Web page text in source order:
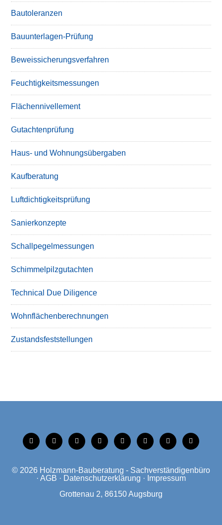
Bautoleranzen
Bauunterlagen-Prüfung
Beweissicherungsverfahren
Feuchtigkeitsmessungen
Flächennivellement
Gutachtenprüfung
Haus- und Wohnungsübergaben
Kaufberatung
Luftdichtigkeitsprüfung
Sanierkonzepte
Schallpegelmessungen
Schimmelpilzgutachten
Technical Due Diligence
Wohnflächenberechnungen
Zustandsfeststellungen
tiktok instagramfacebooklinkedinxing linkedinmobilemail
© 2026 Holzmann-Bauberatung - Sachverständigenbüro
· AGB · Datenschutzerklärung · Impressum
Grottenau 2, 86150 Augsburg